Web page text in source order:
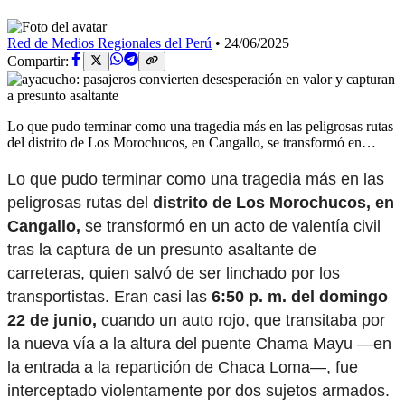
Red de Medios Regionales del Perú • 24/06/2025
Compartir:
Lo que pudo terminar como una tragedia más en las peligrosas rutas
del distrito de Los Morochucos, en Cangallo, se transformó en…
Lo que pudo terminar como una tragedia más en las
peligrosas rutas del distrito de Los Morochucos, en
Cangallo, se transformó en un acto de valentía civil
tras la captura de un presunto asaltante de
carreteras, quien salvó de ser linchado por los
transportistas. Eran casi las 6:50 p. m. del domingo
22 de junio, cuando un auto rojo, que transitaba por
la nueva vía a la altura del puente Chama Mayu —en
la entrada a la repartición de Chaca Loma—, fue
interceptado violentamente por dos sujetos armados.